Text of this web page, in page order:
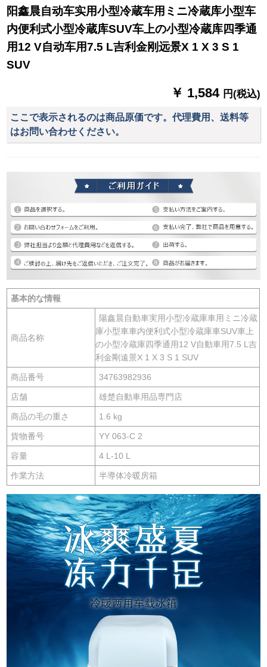
阳鑫晨自动车实用小型冷蔵车用ミニ冷蔵库小型车
内便利式小型冷蔵库SUV车上の小型冷蔵库四季通
用12 V自动车用7.5 L吉利金刚远景X 1 X 3 S 1
SUV
￥ 1,584 円(税込)
ここで表示されるのは商品原価です。代理費用、送料等
はお問い合わせください。
基本的な情報
商品名称
陽鑫晨自動車実用小型冷蔵庫車用ミニ冷蔵
庫小型車車内便利式小型冷蔵庫車SUV車上
の小型冷蔵庫四季通用12 V自動車用7.5 L吉
利金剛遠景X 1 X 3 S 1 SUV
商品番号 34763982936
店舗 雄楚自動車用品専門店
商品の毛の重さ 1.6 kg
貨物番号 YY 063-C 2
容量 4 L-10 L
作業方法 半導体冷暖房箱